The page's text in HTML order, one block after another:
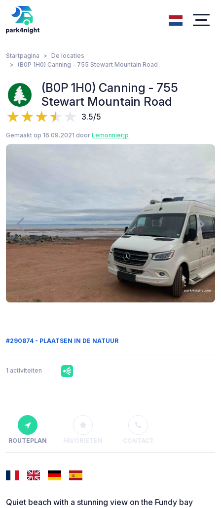
Startpagina
De locaties
(B0P 1H0) Canning - 755 Stewart Mountain Road
(B0P 1H0) Canning - 755
Stewart Mountain Road
3.5/5
Gemaakt op 16.09.2021 door Lemonnierjp
#290874 - PLAATSEN IN DE NATUUR
1 activiteiten
ROUTEPLAN FAVORIETEN CONTACT
Quiet beach with a stunning view on the Fundy bay